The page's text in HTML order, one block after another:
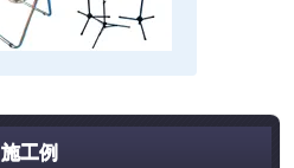
施工例